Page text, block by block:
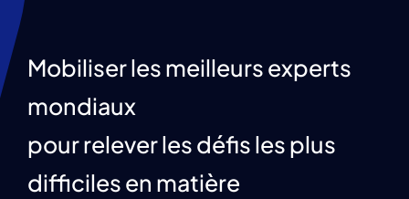
Mobiliser les meilleurs experts
mondiaux
pour relever les défis les plus
difficiles en matière